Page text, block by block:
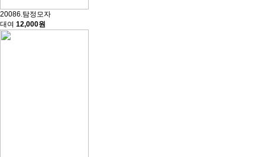
20086.탐정모자
대여 12,000원